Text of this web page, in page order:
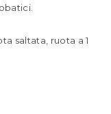
saltata, ruota a 1